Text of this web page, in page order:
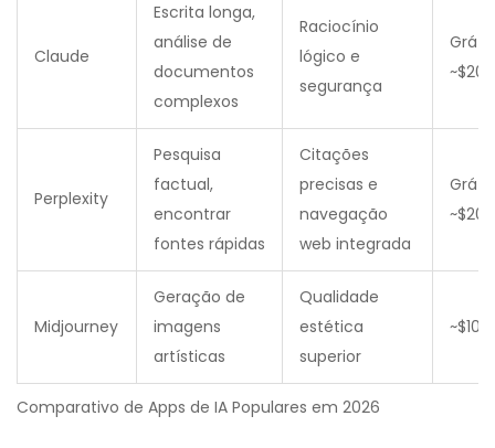
Comparativo de Apps de IA Populares em 2026
Claude
Escrita longa,
análise de
documentos
complexos
Raciocínio
lógico e
segurança
~$20
Perplexity
Pesquisa
factual,
encontrar
fontes rápidas
Citações
precisas e
navegação
web integrada
~$20
Midjourney
Geração de
imagens
artísticas
Qualidade
estética
superior
~$10